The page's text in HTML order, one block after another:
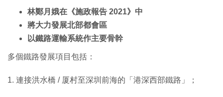
林鄭月娥在《施政報告 2021》中
將大力發展北部都會區
以鐵路運輸系統作主要骨幹
多個鐵路發展項目包括：
1. 連接洪水橋 / 厦村至深圳前海的「港深西部鐵路」；